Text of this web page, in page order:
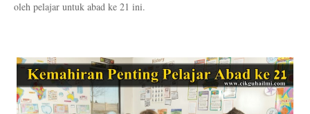
oleh pelajar untuk abad ke 21 ini.